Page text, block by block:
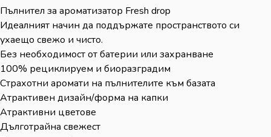
Пълнител за ароматизатор Fresh drop
Идеалният начин да поддържате пространството си
ухаещо свежо и чисто.
Без необходимост от батерии или захранване
100% рециклируем и биоразградим
Страхотни аромати на пълнителите към базата
Атрактивен дизайн/форма на капки
Атрактивни цветове
Дълготрайна свежест